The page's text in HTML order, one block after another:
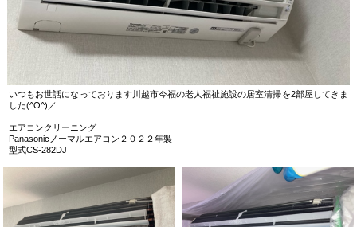
いつもお世話になっております川越市今福の老人福祉施設の居室清掃を2部屋してきま
した(^O^)／
エアコンクリーニング
Panasonicノーマルエアコン２０２２年製
型式CS-282DJ